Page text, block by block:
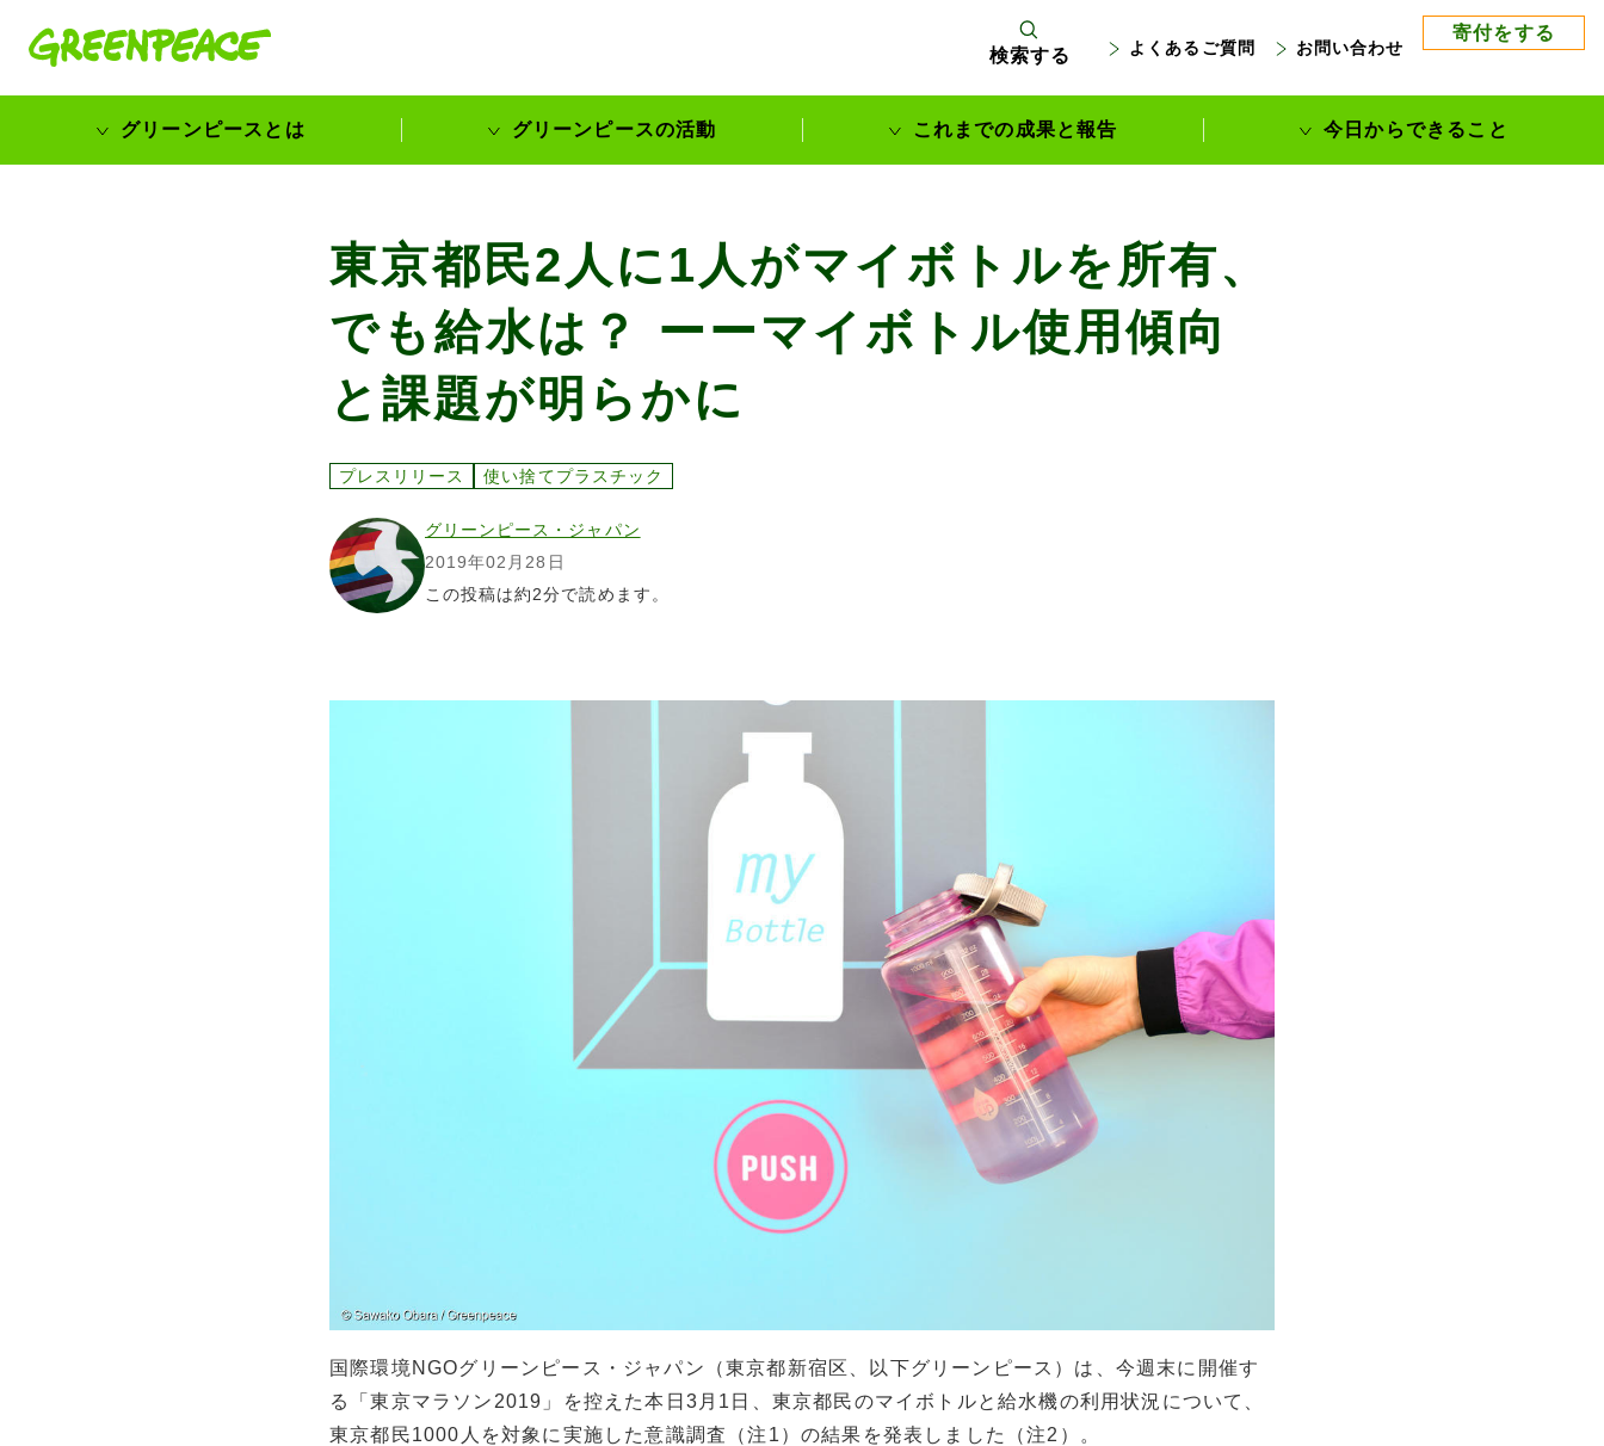
検索する よくあるご質問 お問い合わせ
寄付をする
グリーンピースとは グリーンピースの活動 これまでの成果と報告 今日からできること
東京都民2人に1人がマイボトルを所有、
でも給水は？ ーーマイボトル使用傾向
と課題が明らかに
プレスリリース 使い捨てプラスチック
グリーンピース・ジャパン
2019年02月28日
この投稿は約2分で読めます。
国際環境NGOグリーンピース・ジャパン（東京都新宿区、以下グリーンピース）は、今週末に開催す
る「東京マラソン2019」を控えた本日3月1日、東京都民のマイボトルと給水機の利用状況について、
東京都民1000人を対象に実施した意識調査（注1）の結果を発表しました（注2）。